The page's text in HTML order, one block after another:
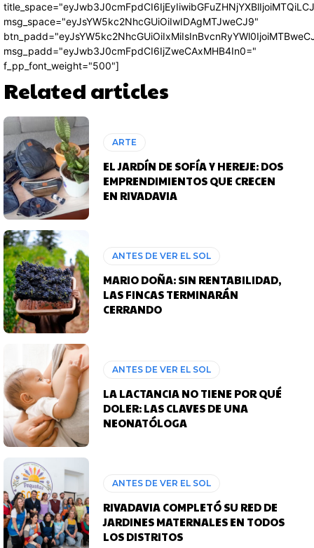
msg_space="eyJsYW5kc2NhcGUiOiIwIDAgMTJweCJ9"
msg_padd="eyJwb3J0cmFpdCI6IjZweCAxMHB4In0="
f_pp_font_weight="500"]
Related articles
ARTE
EL JARDÍN DE SOFÍA Y HEREJE: DOS
EMPRENDIMIENTOS QUE CRECEN
EN RIVADAVIA
ANTES DE VER EL SOL
MARIO DOÑA: SIN RENTABILIDAD,
LAS FINCAS TERMINARÁN
CERRANDO
ANTES DE VER EL SOL
LA LACTANCIA NO TIENE POR QUÉ
DOLER: LAS CLAVES DE UNA
NEONATÓLOGA
ANTES DE VER EL SOL
RIVADAVIA COMPLETÓ SU RED DE
JARDINES MATERNALES EN TODOS
LOS DISTRITOS